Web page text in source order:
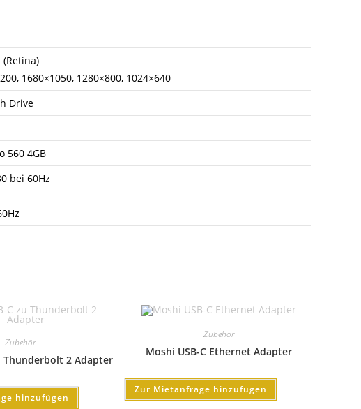
(Retina)
1680×1050, 1280×800, 1024×640
Drive
560 4GB
bei 60Hz
Zubehör
Thunderbolt 2 Adapter
hinzufügen
Zubehör
Moshi USB-C Ethernet Adapter
Zur Mietanfrage hinzufügen